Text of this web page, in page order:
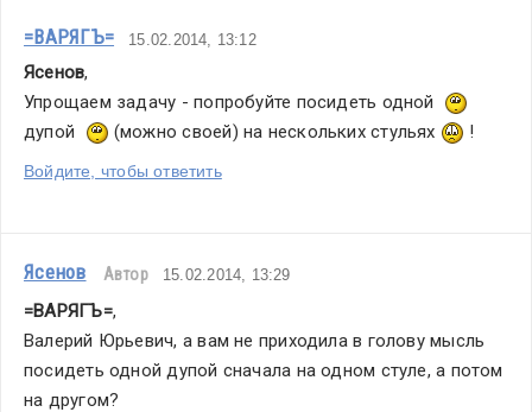
=ВАРЯГЪ= 15.02.2014, 13:12
Ясенов,
Упрощаем задачу - попробуйте посидеть одной
дупой
(можно своей) на нескольких стульях !
Войдите, чтобы ответить
Ясенов Автор 15.02.2014, 13:29
=ВАРЯГЪ=,
Валерий Юрьевич, а вам не приходила в голову мысль
посидеть одной дупой сначала на одном стуле, а потом
на другом?